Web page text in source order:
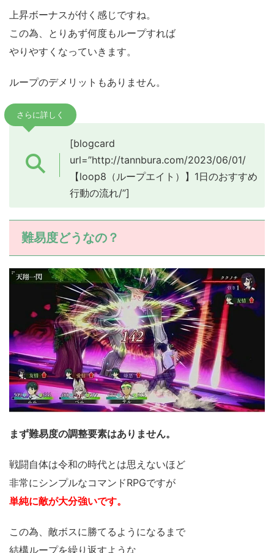
上昇ボーナスが付く感じですね。
この為、とりあず何度もループすれば
やりやすくなっていきます。
ループのデメリットもありません。
さらに詳しく
[blogcard
url=”http://tannbura.com/2023/06/01/
【loop8（ループエイト）】1日のおすすめ
行動の流れ/”]
難易度どうなの？
まず難易度の調整要素はありません。
戦闘自体は令和の時代とは思えないほど
非常にシンプルなコマンドRPGですが
単純に敵が大分強いです。
この為、敵ボスに勝てるようになるまで
結構ループを繰り返すような